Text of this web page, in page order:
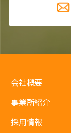
会社概要
事業所紹介
採用情報